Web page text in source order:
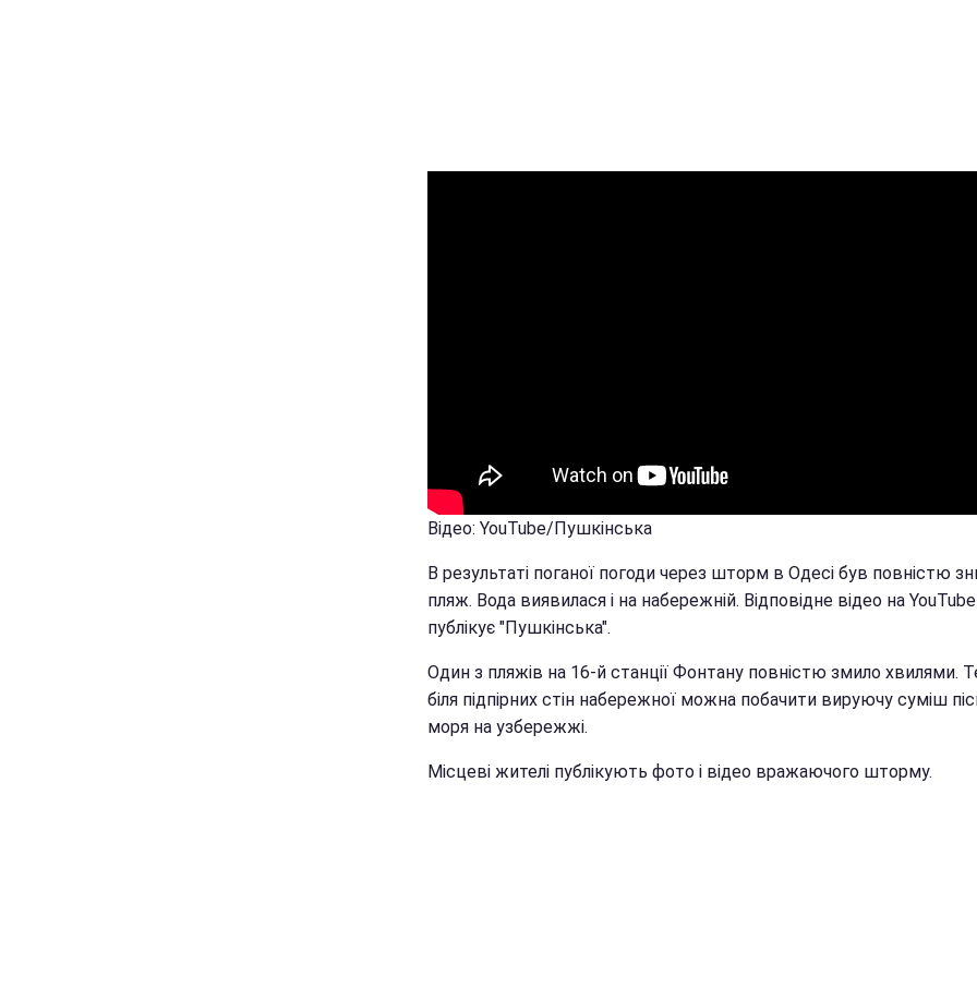
Відео: YouTube/Пушкінська
В результаті поганої погоди через шторм в Одесі був повністю
пляж. Вода виявилася і на набережній. Відповідне відео на
публікує "Пушкінська".
Один з пляжів на 16-й станції Фонтану повністю змило хвилями.
біля підпірних стін набережної можна побачити вируючу суміш
моря на узбережжі.
Місцеві жителі публікують фото і відео вражаючого шторму.